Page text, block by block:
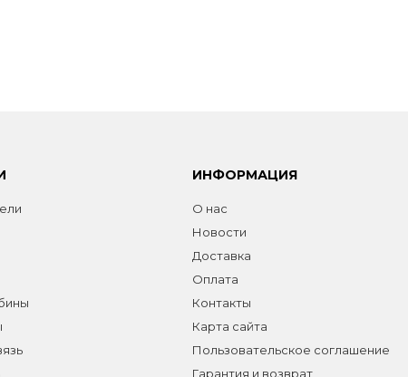
ИНФОРМАЦИЯ
О нас
Новости
Доставка
Оплата
Контакты
Карта сайта
Пользовательское соглашение
Гарантия и возврат